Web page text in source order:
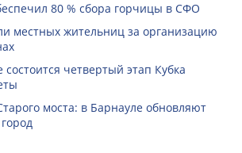
80 % сбора горчицы в СФО
местных жительниц за организацию
четвертый этап Кубка
моста: в Барнауле обновляют